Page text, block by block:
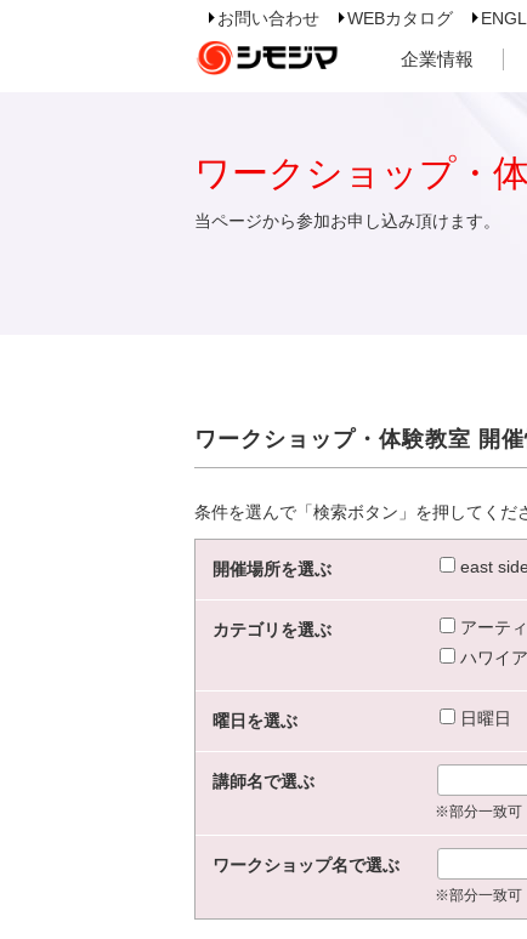
お問い合わせ WEBカタログ
企業情報
ワークショップ・
当ページから参加お申し込み頂けます。
ワークショップ・体験教室 開
条件を選んで「検索ボタン」を押してくだ
開催場所を選ぶ east
カテゴリを選ぶ アーテ
ハワイ
曜日を選ぶ 日曜日
講師名で選ぶ
※部分一致可
ワークショップ名で選ぶ
※部分一致可